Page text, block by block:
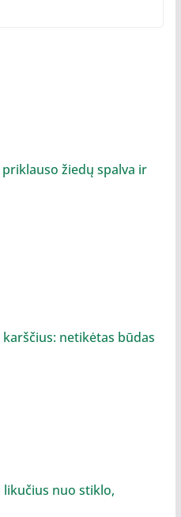
žiedų spalva ir
netikėtas būdas
nuo stiklo,